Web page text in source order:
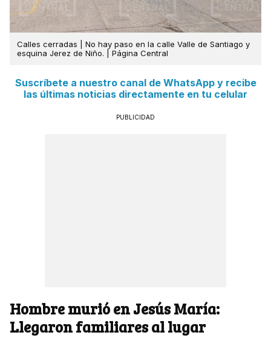
Calles cerradas | No hay paso en la calle Valle de Santiago y
esquina Jerez de Niño. | Página Central
Suscríbete a nuestro canal de WhatsApp y recibe
las últimas noticias directamente en tu celular
PUBLICIDAD
Hombre murió en Jesús María:
Llegaron familiares al lugar